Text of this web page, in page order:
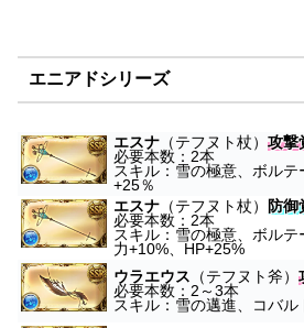
エニアドシリーズ
エスナ （テフヌト杖） 攻撃
必要本数：2本
スキル：雪の極意、ボル
+25％
エスナ （テフヌト杖）
防御
必要本数：2本
スキル：雪の極意、ボル
力+10%、HP+25%
ウラエウス （テフヌト斧）
必要本数：2～3本
スキル：雪の邁進、コバ